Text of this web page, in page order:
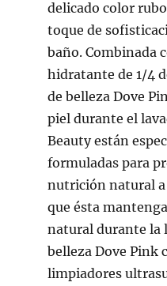
delicado color
toque de
baño. Combinada
hidratante de 1/4
de belleza Dove
piel durante el
Beauty están
formuladas para
nutrición natural a
que ésta
natural durante la
belleza Dove Pink
limpiadores